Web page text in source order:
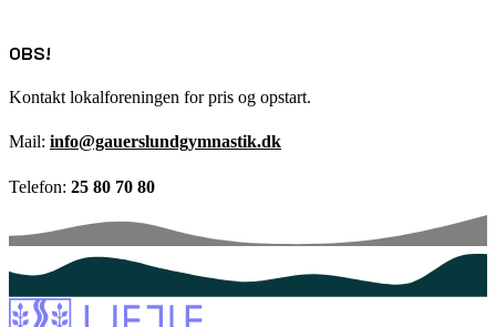
OBS!
Kontakt lokalforeningen for pris og opstart.
Mail: info@gauerslundgymnastik.dk
Telefon: 25 80 70 80